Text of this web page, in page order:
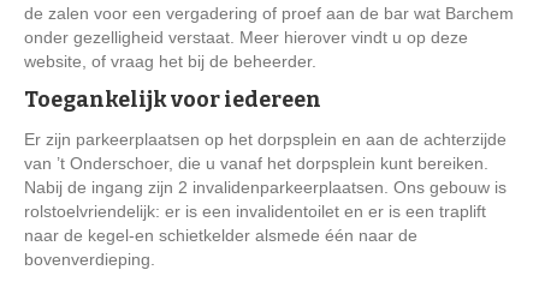
de zalen voor een vergadering of proef aan de bar wat Barchem
onder gezelligheid verstaat. Meer hierover vindt u op deze
website, of vraag het bij de beheerder.
Toegankelijk voor iedereen
Er zijn parkeerplaatsen op het dorpsplein en aan de achterzijde
van ’t Onderschoer, die u vanaf het dorpsplein kunt bereiken.
Nabij de ingang zijn 2 invalidenparkeerplaatsen. Ons gebouw is
rolstoelvriendelijk: er is een invalidentoilet en er is een traplift
naar de kegel-en schietkelder alsmede één naar de
bovenverdieping.